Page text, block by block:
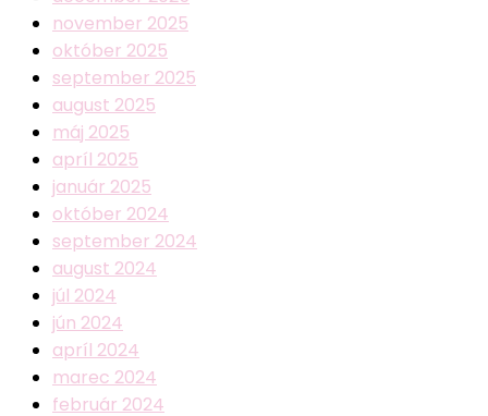
november 2025
október 2025
september 2025
august 2025
máj 2025
apríl 2025
január 2025
október 2024
september 2024
august 2024
júl 2024
jún 2024
apríl 2024
marec 2024
február 2024